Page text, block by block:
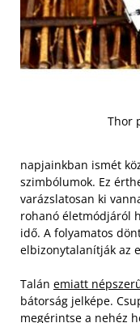
Thor
napjainkban ismét
szimbólumok. Ez
varázslatosan ki
rohanó életmódjáról
idő. A folyamatos
elbizonytalanítják az
Talán emiatt
bátorság jelképe.
megérintse a nehéz